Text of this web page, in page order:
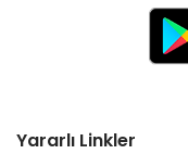
Yararlı Linkler